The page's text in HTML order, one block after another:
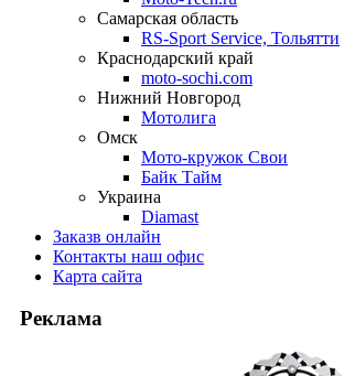
Самарская область
RS-Sport Service, Тольятти
Краснодарский край
moto-sochi.com
Нижний Новгород
Мотолига
Омск
Мото-кружок Свои
Байк Тайм
Украина
Diamast
Заказв онлайн
Контакты наш офис
Карта сайта
Реклама